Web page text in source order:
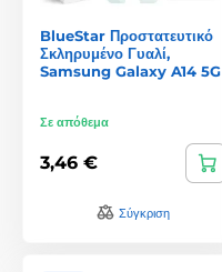
BlueStar Προστατευτικό
Σκληρυμένο Γυαλί,
Samsung Galaxy A14 5G
Σε απόθεμα
3,46 €
Σύγκριση